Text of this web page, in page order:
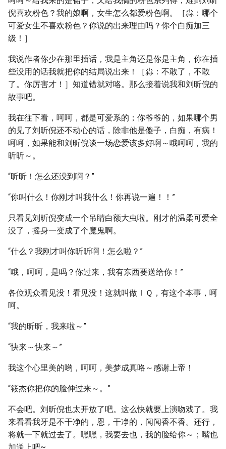
倪喜欢粉色？我的娘啊，女生怎么都爱粉色啊。［尛：哪个
可爱女生不喜欢粉色？你说的出来理由吗？你个白痴加三
级！］
我说作者你少在那里插话，我是主角还是你是主角，你在插
些没用的话我就把你的结局说出来！［尛：不敢了，不敢
了。你厉害才！］知道错就对咯。那么接着说我和刘昕倪的
故事吧。
我在往下看，呵呵，都是可爱系的；你爷爷的，如果哪个男
的见了刘昕倪还不动心的话，除非他是傻子，白痴，有病！
呵呵，如果能和刘昕倪谈一场恋爱该多好啊～哦呵呵，我的
昕昕～。
“昕昕！怎么还没到啊？”
“你叫什么！你刚才叫我什么！你再说一遍！！”
只看见刘昕倪变成一个吊睛白额大虫啦。刚才的温柔可爱全
没了，摇身一变成了个魔鬼啊。
“什么？我刚才叫你昕昕啊！怎么啦？”
“哦，呵呵，是吗？你过来，我有东西要送给你！”
各位观众看见没！看见没！这就叫做ＩＱ，有这个本事，呵
呵。
“我的昕昕，我来啦～”
“快来～快来～”
我这个心里美的哟，呵呵，美梦成真咯～感谢上帝！
“筱杰你把你的脸伸过来～。”
不会吧。刘昕倪也太开放了吧。这么快就要上演吻戏了。我
来看看我牙是不干净的，恩，干净的，闻闻香不香。还行，
将就一下就过去了。嘿嘿，我要去也，我的脸给你～；嘴也